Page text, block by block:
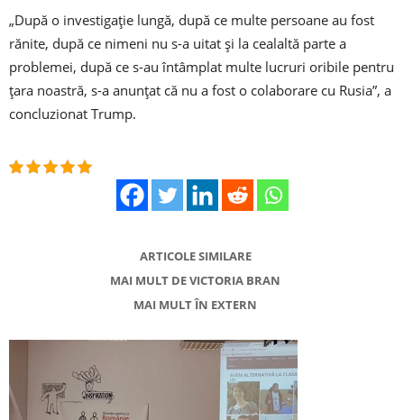
„După o investigaţie lungă, după ce multe persoane au fost
rănite, după ce nimeni nu s-a uitat şi la cealaltă parte a
problemei, după ce s-au întâmplat multe lucruri oribile pentru
ţara noastră, s-a anunţat că nu a fost o colaborare cu Rusia”, a
concluzionat Trump.
ARTICOLE SIMILARE
MAI MULT DE VICTORIA BRAN
MAI MULT ÎN EXTERN